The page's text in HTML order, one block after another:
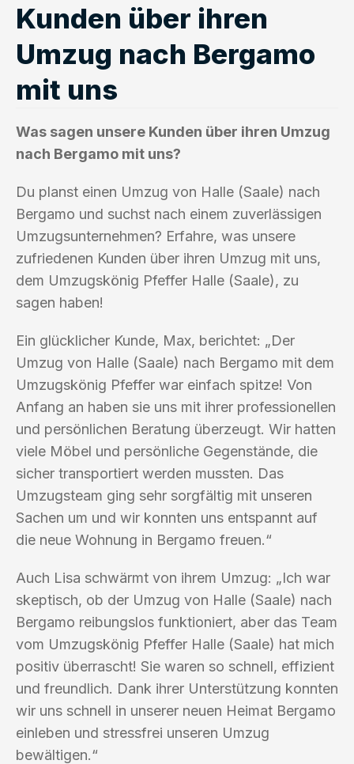
Kunden über ihren
Umzug nach Bergamo
mit uns
Was sagen unsere Kunden über ihren Umzug
nach Bergamo mit uns?
Du planst einen Umzug von Halle (Saale) nach
Bergamo und suchst nach einem zuverlässigen
Umzugsunternehmen? Erfahre, was unsere
zufriedenen Kunden über ihren Umzug mit uns,
dem Umzugskönig Pfeffer Halle (Saale), zu
sagen haben!
Ein glücklicher Kunde, Max, berichtet: „Der
Umzug von Halle (Saale) nach Bergamo mit dem
Umzugskönig Pfeffer war einfach spitze! Von
Anfang an haben sie uns mit ihrer professionellen
und persönlichen Beratung überzeugt. Wir hatten
viele Möbel und persönliche Gegenstände, die
sicher transportiert werden mussten. Das
Umzugsteam ging sehr sorgfältig mit unseren
Sachen um und wir konnten uns entspannt auf
die neue Wohnung in Bergamo freuen.“
Auch Lisa schwärmt von ihrem Umzug: „Ich war
skeptisch, ob der Umzug von Halle (Saale) nach
Bergamo reibungslos funktioniert, aber das Team
vom Umzugskönig Pfeffer Halle (Saale) hat mich
positiv überrascht! Sie waren so schnell, effizient
und freundlich. Dank ihrer Unterstützung konnten
wir uns schnell in unserer neuen Heimat Bergamo
einleben und stressfrei unseren Umzug
bewältigen.“